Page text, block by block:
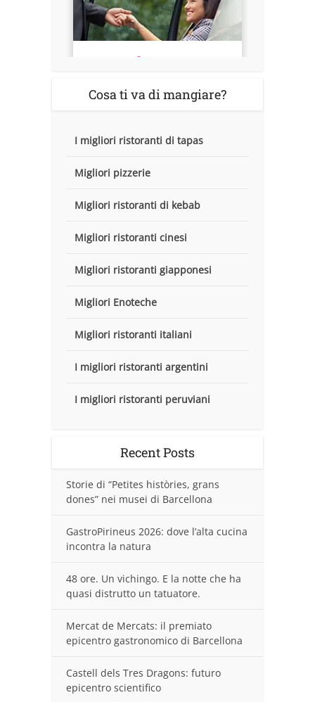
Cosa ti va di mangiare?
I migliori ristoranti di tapas
Migliori pizzerie
Migliori ristoranti di kebab
Migliori ristoranti cinesi
Migliori ristoranti giapponesi
Migliori Enoteche
Migliori ristoranti italiani
I migliori ristoranti argentini
I migliori ristoranti peruviani
Recent Posts
Storie di “Petites històries, grans
dones” nei musei di Barcellona
GastroPirineus 2026: dove l’alta cucina
incontra la natura
48 ore. Un vichingo. E la notte che ha
quasi distrutto un tatuatore.
Mercat de Mercats: il premiato
epicentro gastronomico di Barcellona
Castell dels Tres Dragons: futuro
epicentro scientifico